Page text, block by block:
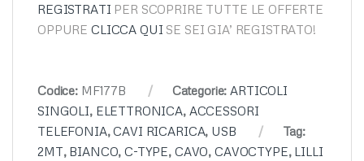
REGISTRATI PER SCOPRIRE TUTTE LE OFFERTE
OPPURE CLICCA QUI SE SEI GIA’ REGISTRATO!
Codice: MF177B Categorie:ARTICOLI
SINGOLI, ELETTRONICA, ACCESSORI
TELEFONIA,CAVI RICARICA, USB
Tag:
2MT, BIANCO,C-TYPE, CAVO, CAVOCTYPE, LILLI